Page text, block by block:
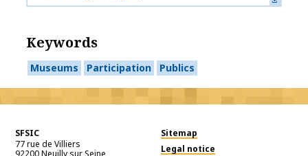
Keywords
Museums Participation Publics
SFSIC
77 rue de Villiers
92200Neuilly sur Seine
Sitemap
Legal notice